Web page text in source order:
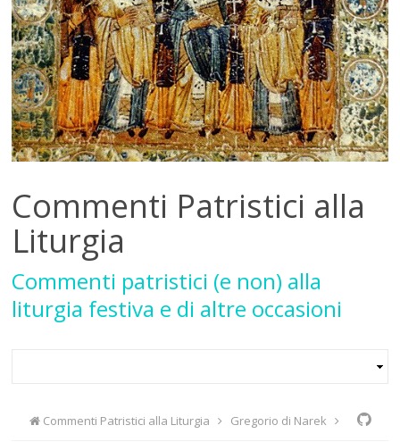
Commenti Patristici alla
Liturgia
Commenti patristici (e non) alla
liturgia festiva e di altre occasioni
Commenti Patristici alla Liturgia Gregorio di Narek